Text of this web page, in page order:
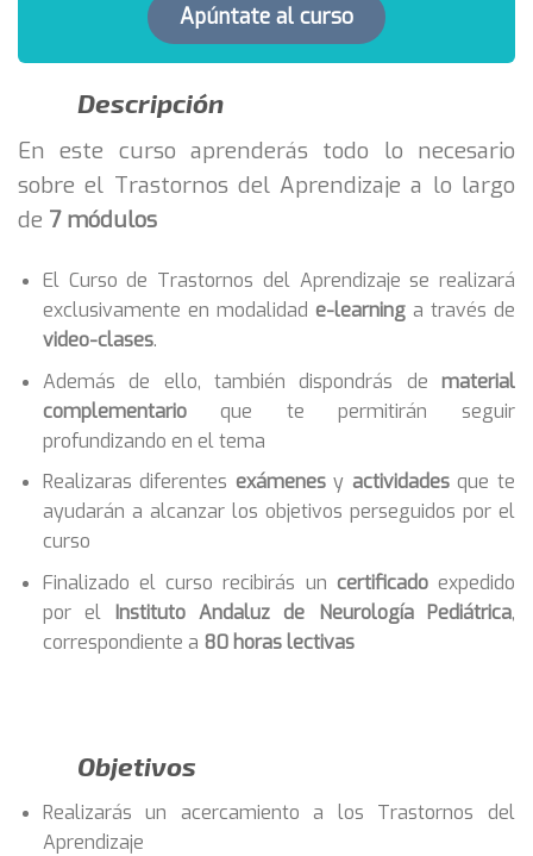
Apúntate al curso
Descripción
En este curso aprenderás todo lo necesario
sobre el Trastornos del Aprendizaje a lo largo
de 7 módulos
El Curso de Trastornos del Aprendizaje se realizará
exclusivamente en modalidad e-learninga través de
video-clases.
Además de ello, también dispondrás de material
complementarioque te permitirán seguir
profundizando en el tema
Realizaras diferentes exámenesy actividadesque te
ayudarán a alcanzar los objetivos perseguidos por el
curso
Finalizado el curso recibirás un certificadoexpedido
por el Instituto Andaluz de Neurología Pediátrica,
correspondiente a 80 horas lectivas
Objetivos
Realizarás un acercamiento a los Trastornos del
Aprendizaje